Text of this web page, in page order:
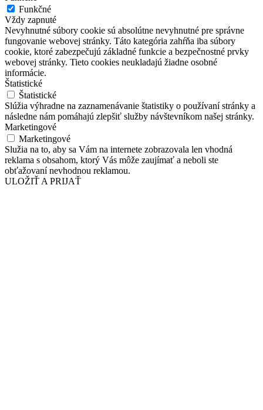
Funkčné
Vždy zapnuté
Nevyhnutné súbory cookie sú absolútne nevyhnutné pre správne
fungovanie webovej stránky. Táto kategória zahŕňa iba súbory
cookie, ktoré zabezpečujú základné funkcie a bezpečnostné prvky
webovej stránky. Tieto cookies neukladajú žiadne osobné
informácie.
Štatistické
Štatistické
Slúžia výhradne na zaznamenávanie štatistiky o používaní stránky a
následne nám pomáhajú zlepšiť služby návštevníkom našej stránky.
Marketingové
Marketingové
Služia na to, aby sa Vám na internete zobrazovala len vhodná
reklama s obsahom, ktorý Vás môže zaujímať a neboli ste
obťažovaní nevhodnou reklamou.
ULOŽIŤ A PRIJAŤ